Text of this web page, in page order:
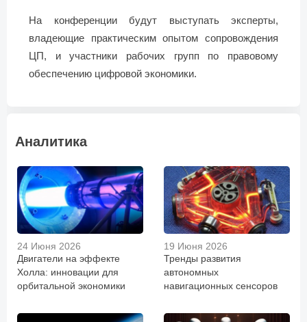
На конференции будут выступать эксперты,
владеющие практическим опытом сопровождения
ЦП, и участники рабочих групп по правовому
обеспечению цифровой экономики.
Аналитика
24 Июня 2026
Двигатели на эффекте
Холла: инновации для
орбитальной экономики
19 Июня 2026
Тренды развития
автономных
навигационных сенсоров